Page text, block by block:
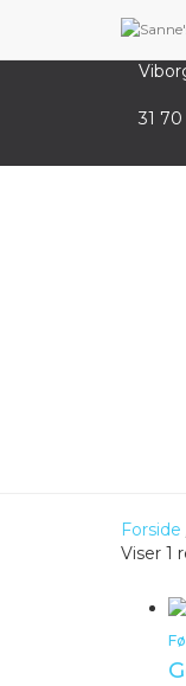
31
Forside
Viser 1